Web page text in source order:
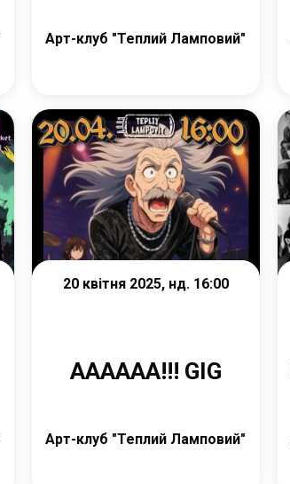
Арт-клуб "Теплий Ламповий"
Детальніше
20 квітня 2025, нд. 16:00
АААААА!!! GIG
Арт-клуб "Теплий Ламповий"